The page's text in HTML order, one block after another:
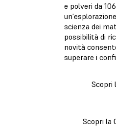
e polveri da
scienza dei
possibilità di
novità
superare i
Scopri
Scopri la